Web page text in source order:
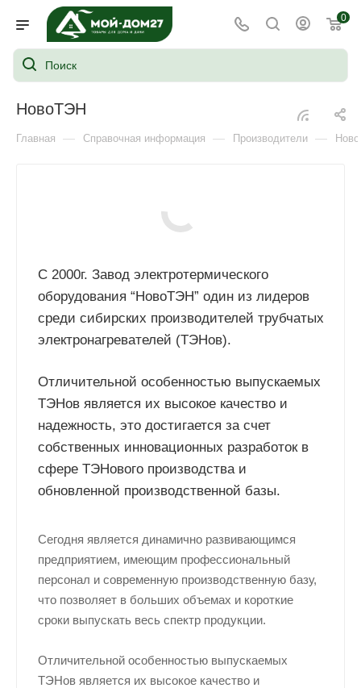
0
НовоТЭН
Главная — Справочная информация — Производители —
С 2000г. Завод электротермического
оборудования “HовоTЭH” один из лидеров
среди сибирских производителей трубчатых
электронагревателей (TЭHов).
Отличительной особенностью выпускаемых
TЭHов является их высокое качество и
надежность, это достигается за счет
собственных инновационных разработок в
сфере TЭHового производства и
обновленной производственной базы.
Сегодня является динамично развивающимся
предприятием, имеющим профессиональный
персонал и современную производственную базу,
что позволяет в больших объемах и короткие
сроки выпускать весь спектр продукции.
Отличительной особенностью выпускаемых
TЭHов является их высокое качество и